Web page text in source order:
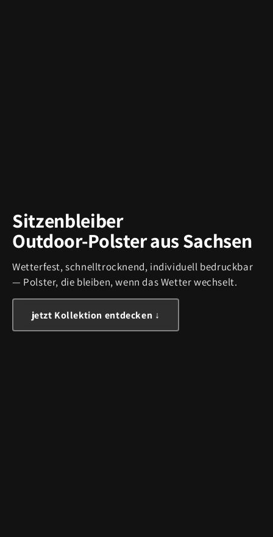
Sitzenbleiber
Outdoor-Polster aus Sachsen
Wetterfest, schnelltrocknend, individuell bedruckbar
— Polster, die bleiben, wenn das Wetter wechselt.
jetzt Kollektion entdecken ↓